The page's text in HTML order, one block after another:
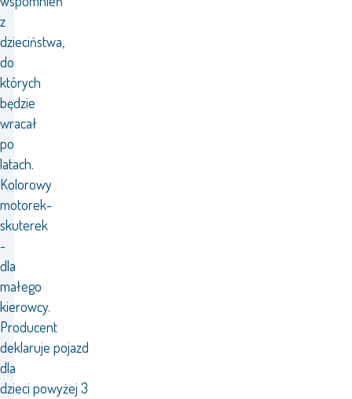
z
dzieciństwa,
do
których
będzie
wracał
po
latach.
Kolorowy
motorek-
skuterek
-
dla
małego
kierowcy.
Producent
deklaruje pojazd
dla
dzieci powyżej 3